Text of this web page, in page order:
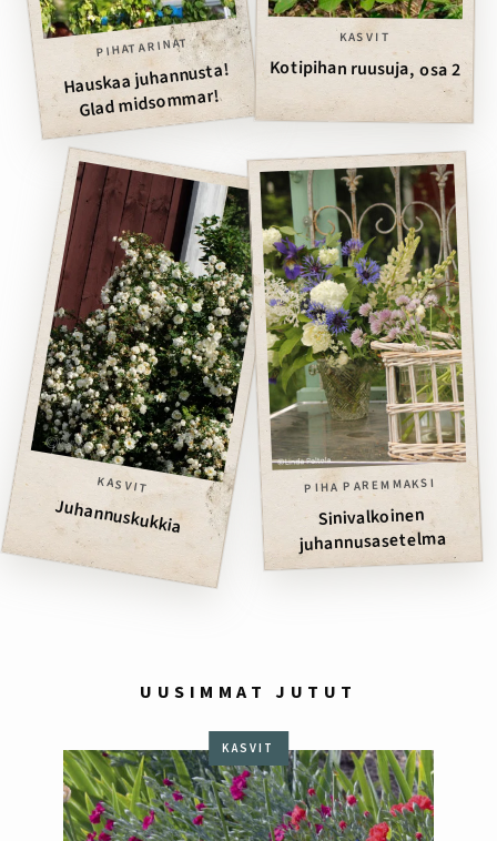
PIHATARINAT
Hauskaa juhannusta!
Glad midsommar!
KASVIT
Kotipihan ruusuja, osa 2
KASVIT
Juhannuskukkia
PIHA PAREMMAKSI
Sinivalkoinen
juhannusasetelma
UUSIMMAT JUTUT
KASVIT